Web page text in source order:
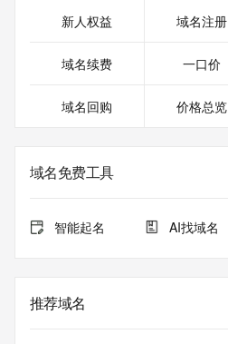
新人权益 域名注册
域名续费 一口价
域名回购 价格总览
域名免费工具
智能起名 AI找域名
推荐域名